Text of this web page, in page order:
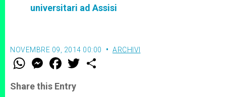
universitari ad Assisi
NOVEMBRE 09, 2014 00:00 ARCHIVI
W
t
s
M
e
s
e
F
a
e
b
w
Share this Entry